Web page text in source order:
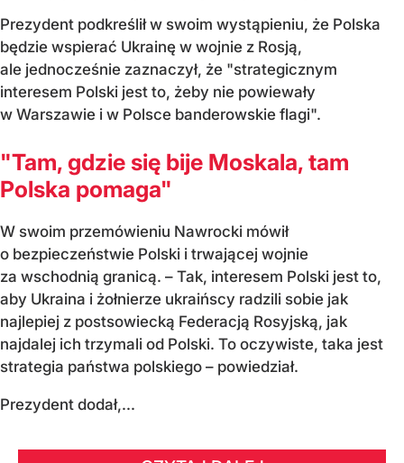
Prezydent podkreślił w swoim wystąpieniu, że Polska
będzie wspierać Ukrainę w wojnie z Rosją,
ale jednocześnie zaznaczył, że "strategicznym
interesem Polski jest to, żeby nie powiewały
w Warszawie i w Polsce banderowskie flagi".
"Tam, gdzie się bije Moskala, tam
Polska pomaga"
W swoim przemówieniu Nawrocki mówił
o bezpieczeństwie Polski i trwającej wojnie
za wschodnią granicą. – Tak, interesem Polski jest to,
aby Ukraina i żołnierze ukraińscy radzili sobie jak
najlepiej z postsowiecką Federacją Rosyjską, jak
najdalej ich trzymali od Polski. To oczywiste, taka jest
strategia państwa polskiego – powiedział.
Prezydent dodał,...